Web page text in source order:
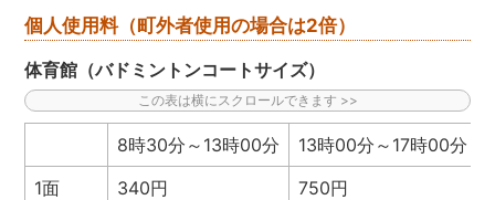
個人使用料（町外者使用の場合は2倍）
体育館（バドミントンコートサイズ）
8時30分～13時00分 13時00分～17時00分
1面
340円 750円